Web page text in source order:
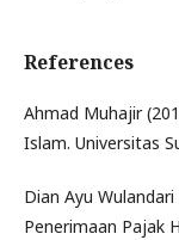
References
Ahmad Muhajir
Islam. Universitas
Dian Ayu
Penerimaan Pajak